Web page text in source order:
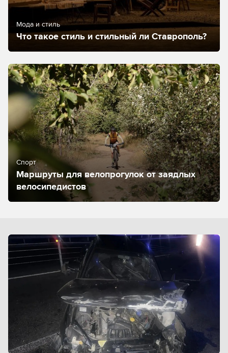
Мода и стиль
Что такое стиль и стильный ли Ставрополь?
Спорт
Маршруты для велопрогулок от заядлых
велосипедистов